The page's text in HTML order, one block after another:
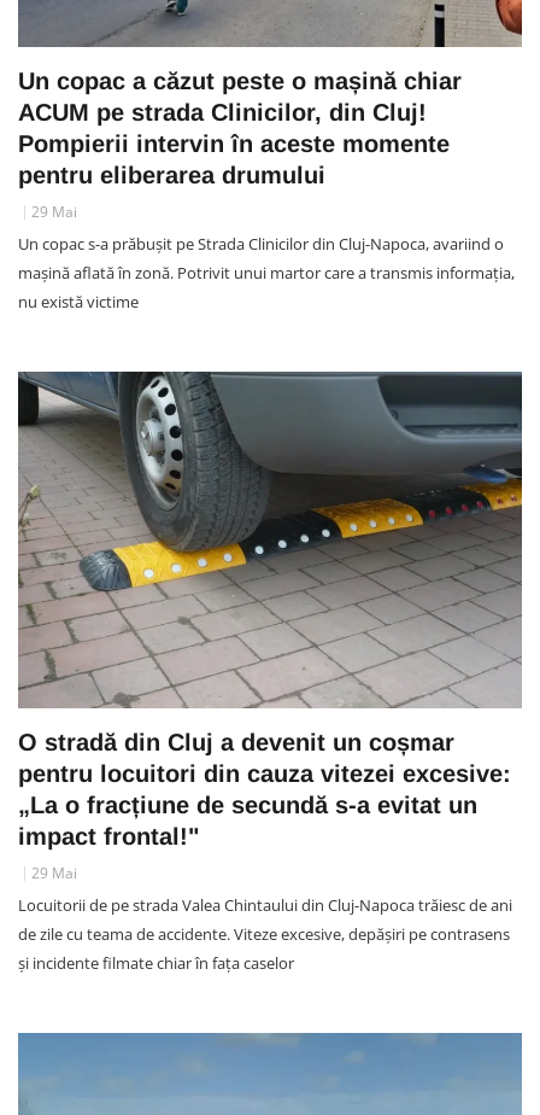
Un copac a căzut peste o mașină chiar
ACUM pe strada Clinicilor, din Cluj!
Pompierii intervin în aceste momente
pentru eliberarea drumului
29 Mai
Un copac s-a prăbușit pe Strada Clinicilor din Cluj-Napoca, avariind o
mașină aflată în zonă. Potrivit unui martor care a transmis informația,
nu există victime
O stradă din Cluj a devenit un coșmar
pentru locuitori din cauza vitezei excesive:
„La o fracțiune de secundă s-a evitat un
impact frontal!"
29 Mai
Locuitorii de pe strada Valea Chintaului din Cluj-Napoca trăiesc de ani
de zile cu teama de accidente. Viteze excesive, depășiri pe contrasens
și incidente filmate chiar în fața caselor